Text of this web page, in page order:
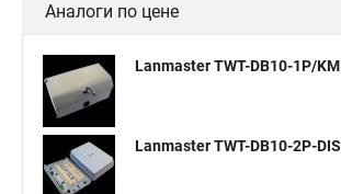
Аналоги по цене
Lanmaster TWT-DB10-1P/KM
Lanmaster TWT-DB10-2P-DIS